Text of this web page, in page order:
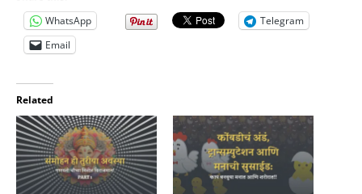
WhatsApp
Telegram
Email
Related